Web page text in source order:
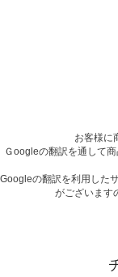
お客様に
Ｇoogleの翻訳を通して
Googleの翻訳を利用した
がございます